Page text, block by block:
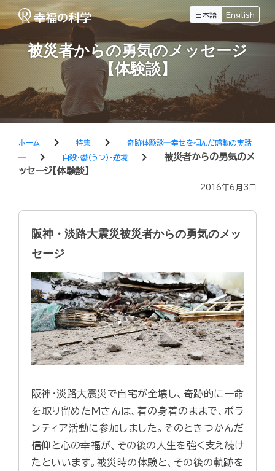
日本語 English
被災者からの勇気のメッセージ
【体験談】
ホーム chevron_right 特集 chevron_right
奇跡体験談―幸せを掴んだ感動の実話
―
chevron_right 自殺・鬱（うつ）・逆境 chevron_right
被災者からの勇気のメ
ッセージ【体験談】
2016年6月3日
阪神・淡路大震災被災者からの勇気のメッ
セージ
阪神・淡路大震災で自宅が全壊し、奇跡的に一命
を取り留めたMさんは、着の身着のままで、ボラ
ンティア活動に参加しました。そのときつかんだ
信仰と心の幸福が、その後の人生を強く支え続け
たといいます。被災時の体験と、その後の軌跡を